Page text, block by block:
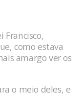
Francisco,
como estava
amargo ver os
o meio deles, e